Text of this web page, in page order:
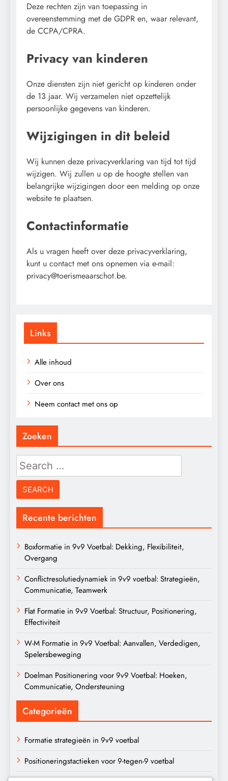
Deze rechten zijn van toepassing in
overeenstemming met de GDPR en, waar relevant,
de CCPA/CPRA.
Privacy van kinderen
Onze diensten zijn niet gericht op kinderen onder
de 13 jaar. Wij verzamelen niet opzettelijk
persoonlijke gegevens van kinderen.
Wijzigingen in dit beleid
Wij kunnen deze privacyverklaring van tijd tot tijd
wijzigen. Wij zullen u op de hoogte stellen van
belangrijke wijzigingen door een melding op onze
website te plaatsen.
Contactinformatie
Als u vragen heeft over deze privacyverklaring,
kunt u contact met ons opnemen via e-mail:
privacy@toerismeaarschot.be.
Links
Alle inhoud
Over ons
Neem contact met ons op
Zoeken
Search
for:
Recente berichten
Boxformatie in 9v9 Voetbal: Dekking, Flexibiliteit,
Overgang
Conflictresolutiedynamiek in 9v9 voetbal: Strategieën,
Communicatie, Teamwerk
Flat Formatie in 9v9 Voetbal: Structuur, Positionering,
Effectiviteit
W-M Formatie in 9v9 Voetbal: Aanvallen, Verdedigen,
Spelersbeweging
Doelman Positionering voor 9v9 Voetbal: Hoeken,
Communicatie, Ondersteuning
Categorieën
Formatie strategieën in 9v9 voetbal
Positioneringstactieken voor 9-tegen-9 voetbal